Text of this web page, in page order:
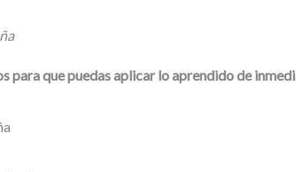
para que puedas aplicar lo aprendido de